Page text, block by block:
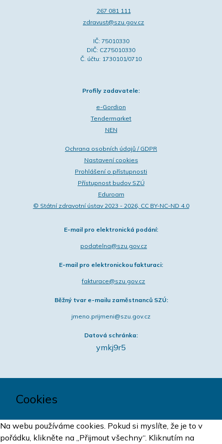
267 081 111
zdravust@szu.gov.cz
IČ: 75010330
DIČ: CZ75010330
Č. účtu: 1730101/0710
Profily zadavatele:
e-Gordion
Tendermarket
NEN
Ochrana osobních údajů / GDPR
Nastavení cookies
Prohlášení o přístupnosti
Přístupnost budov SZÚ
Eduroam
© Státní zdravotní ústav 2023 - 2026, CC BY-NC-ND 4.0
E-mail pro elektronická podání:
podatelna@szu.gov.cz
E-mail pro elektronickou fakturaci:
fakturace@szu.gov.cz
Běžný tvar e-mailu zaměstnanců SZÚ:
jmeno.prijmeni@szu.gov.cz
Datová schránka:
ymkj9r5
Cookies
Na webu používáme cookies. Pokud si myslíte, že je to v
pořádku, klikněte na „Přijmout všechny“. Kliknutím na